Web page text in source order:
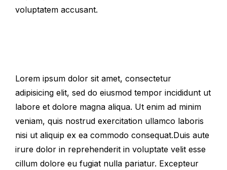
voluptatem accusant.
Lorem ipsum dolor sit amet, consectetur
adipisicing elit, sed do eiusmod tempor incididunt ut
labore et dolore magna aliqua. Ut enim ad minim
veniam, quis nostrud exercitation ullamco laboris
nisi ut aliquip ex ea commodo consequat.Duis aute
irure dolor in reprehenderit in voluptate velit esse
cillum dolore eu fugiat nulla pariatur. Excepteur